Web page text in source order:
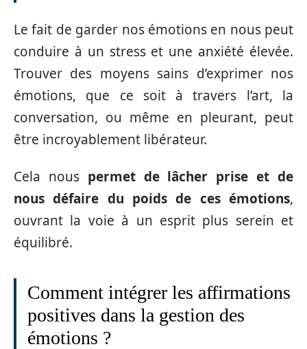
Le fait de garder nos émotions en nous peut
conduire à un stress et une anxiété élevée.
Trouver des moyens sains d’exprimer nos
émotions, que ce soit à travers l’art, la
conversation, ou même en pleurant, peut
être incroyablement libérateur.
Cela nouspermet de lâcher prise et de
nous défaire du poids de ces émotions,
ouvrant la voie à un esprit plus serein et
équilibré.
Comment intégrer les affirmations
positives dans la gestion des
émotions ?